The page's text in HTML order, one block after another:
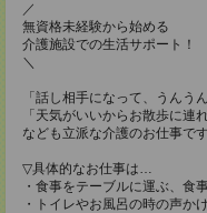
／
無資格未経験から始める
介護施設での生活サポート！
＼
「話し相手になって、うんう
「天気がいいからお散歩に連
なども立派な介護のお仕事です
▽具体的なお仕事は…
・食事をテーブルに運ぶ、食
・トイレやお風呂の時の声か